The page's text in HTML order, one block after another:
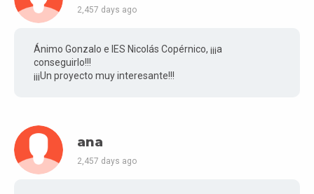
2,457 days ago
Ánimo Gonzalo e IES Nicolás Copérnico, ¡¡¡a
conseguirlo!!!
¡¡¡Un proyecto muy interesante!!!
ana
2,457 days ago